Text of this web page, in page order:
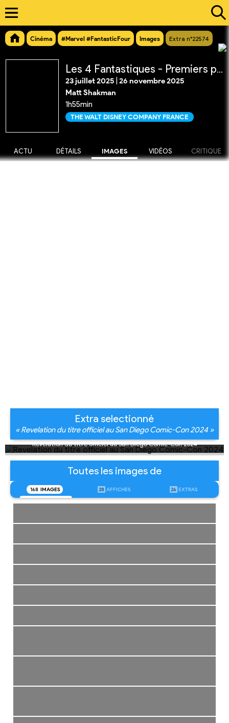
Cinéma #Marvel #FantasticFour Images Extra n°22574
Les 4 Fantastiques - Premiers pas
23 juillet 2025 26 novembre 2025
Matt Shakman
1h55min
THE WALT DISNEY COMPANY FRANCE
ACTU DÉTAILS IMAGES VIDÉOS CRITIQUE
Extra selectionné
« Revelation du titre officiel au San Diego Comic-Con 2024 »
Revelation du titre officiel au San Diego Comic-Con 2024
Toutes les images de
168 IMAGES 28 AFFICHES 26 EXTRAS